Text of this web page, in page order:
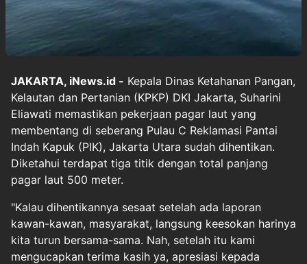
JAKARTA, iNews.id - Kepala Dinas Ketahanan Pangan,
Kelautan dan Pertanian (KPKP) DKI Jakarta, Suharini
Eliawati memastikan pekerjaan pagar laut yang
membentang di seberang Pulau C Reklamasi Pantai
Indah Kapuk (PIK), Jakarta Utara sudah dihentikan.
Diketahui terdapat tiga titik dengan total panjang
pagar laut 500 meter.
"Kalau dihentikannya sesaat setelah ada laporan
kawan-kawan, masyarakat, langsung keesokan harinya
kita turun bersama-sama. Nah, setelah itu kami
mengucapkan terima kasih ya, apresiasi kepada